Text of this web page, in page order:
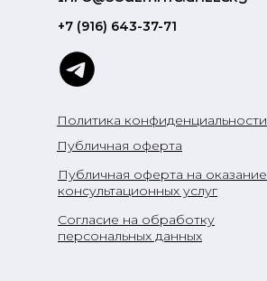
Публичная оферта на оказание
консультационных услуг
Публичная оферта
Согласие на обработку
персональных данных
Политика конфиденциальности
+7 (916) 643-37-71